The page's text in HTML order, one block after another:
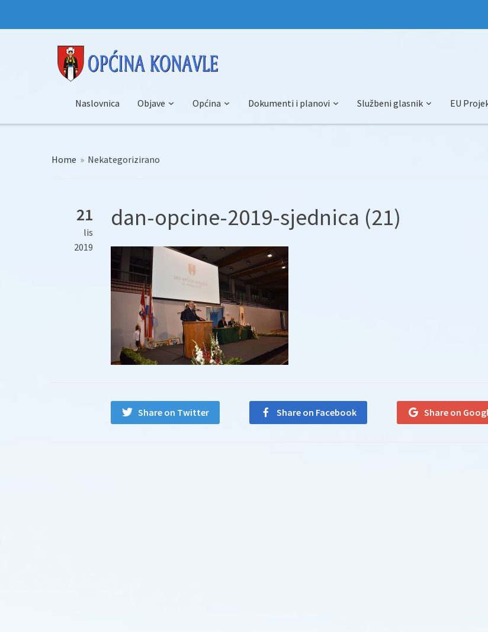
Naslovnica Objave Općina Dokumenti i planovi Službeni glasnik EU
Home » Nekategorizirano
21
lis
2019
dan-opcine-2019-sjednica (21)
Share on Twitter Share on Facebook Share on